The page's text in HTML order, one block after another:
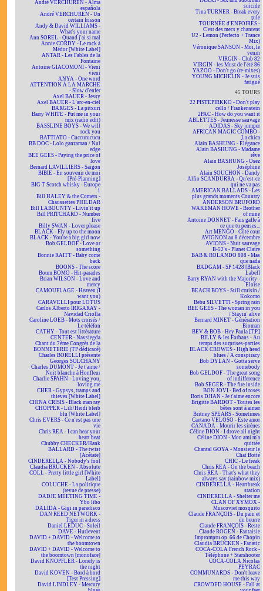
André VERCHUREN - Alma
española
André VERCHUREN - Un
certain frisson
Andy & David WILLIAMS -
What's your name
Ann SOREL - Quand j'ai si mal
Annie CORDY - Le rock à
Médor [White Label]
ANTAR - Les Fables de la
Fontaine
Antoine GIACOMONI - Vieni
vieni
ANYA - One word
ATTENTION À LA MARCHE
- Slow d'enfer
Axel BAUER - Jessy
Axel BAUER - L'arc-en-ciel
BARGES - La pitxuri
Barry WHITE - Put me in your
mix (radio edit)
BASSLINE BOYS - We will
rock you
BATTIATO - Cuccurucucu
BB DOC - Lolo ganzaman / Nul
edge
BEE GEES - Paying the price of
love
Bernard LAVILLIERS - Saïgon
BIBIE - En souvenir de moi
[Pré-Planning]
BIG T Scotch whisky - Europe
1
Bill HALEY & the Comets -
Chaussettes PHILDAR
Bill LABOUNTY - Livin'it up
Bill PRITCHARD - Number
five
Billy SWAN - Lover please
BLACK - Fly up to the moon
BLACK - You're a big girl now
Bob GELDOF - Love or
something
Bonnie RAITT - Baby come
back
BOONS - The score
Boum BOMO - Hit-parades
Brian WILSON - Love and
mercy
CAMOUFLAGE - Heaven (I
want you)
CARAVELLI pour LOTUS
Carlos Alberto IRIGARAY -
Navidad Criolla
Caroline LOEB - Mots croisés /
Le téléfon
CATHY - Tout est littérature
CENTER - Navsiegda
Chant du 7ème Congrès de la
BONNETERIE (TP dédicacé)
Charles BORELLI présente
Georges SOLCHANY
Charles DUMONT - Je t'aime /
Nuit blanche à Honfleur
Charlie SPAHN - Loving you,
loving me
CHER - Gypsys, tramps and
thieves [White Label]
CHINA CRISIS - Black man ray
CHOPPER - Lili/Heidi bleib
blu [White Label]
Chris EVERS - Ce n'est pas une
vie
Chris REA - I can hear your
heart beat
Chubby CHECKER/Hank
BALLARD - The twist
[Acétate]
CINDERELLA - Nobody's fool
Claudia BRÜCKEN - Absolute
COLL - Pretty little girl [White
Label]
COLUCHE - La politique
(revue de presse)
DADJE MEETING TIME -
Ybo libo
DALIDA - Gigi in paradisco
DAN REED NETWORK -
Tiger in a dress
Daniel LEDUC - Soleil
DAVE - Hurlevent
DAVID + DAVID - Welcome to
the boomtown
DAVID + DAVID - Welcome to
the boomtown [monoface]
David KNOPFLER - Lonely is
the night
David KOVEN - Bord à bord
[Test Pressing]
David LINDLEY - Mercury
suicide
Tina TURNER - Break every
rule
TOURNÉE d'ENFOIRÉS -
C'est des mecs y chantent
U2 - Lemon (Perfecto + Trance
Mix)
Véronique SANSON - Moi, le
venin
VIRGIN - Club 82
VIRGIN - les Must de l'été 86
YAZOO - Don't go (re-mixes)
YOUNG MICHELIN - Je suis
fatigué
45 TOURS
22 PISTEPIRKKO - Don't play
cello / Frankenstein
2PAC - How do you want it
ABLETTES - Jeunesse sauvage
ADIDAS - Sky jumper
AFRICAN MAGIC COMBO -
La chica
Alain BASHUNG - Élégance
Alain BASHUNG - Madame
rêve
Alain BASHUNG - Osez
Joséphine
Alain SOUCHON - Dandy
Alfio SCANDURRA - Qu'est-ce
qui ne va pas
AMERICAN BALLADS - Les
plus grands moments Country
ANDERSON BRUFORD
WAKEMAN HOWE - Brother
of mine
Antoine DONNET - Fais gaffe à
ce que tu penses...
Art MENGO - Côté cour
AVIGNON au 8 décembre
AVIONS - Nuit sauvage
B-52's - Planet Claire
BAB & ROLANDO 808 - Mas
que nada
BADGAM - SP 1428 [Black
Label]
Barry RYAN with the Majority -
Eloïse
BEACH BOYS - Still cruisin /
Kokomo
Bebu SILVETTI - Spring rain
BEE GEES - The woman in you
/ Stayin' alive
Bernard MINET - Génération
Bioman
BEV & BOB - Hey Paula [T.P.]
BILLY & les Forbans - Au
temps des surprises-parties
BLACK CROWES - High head
blues / A conspiracy
Bob DYLAN - Gotta serve
somebody
Bob GELDOF - The great song
of indifference
Bob SEGER - The fire inside
BON JOVI - Bed of roses
Boris DJIAN - Je t'aime encore
Brigitte BARDOT - Toutes les
bêtes sont à aimer
Britney SPEARS - Sometimes
Caetano VELOSO - Este amor
CANADA - Mourir les sirènes
Céline DION - I drove all night
Céline DION - Mon ami m'a
quittée
Chantal GOYA - Monsieur le
Chat Botté
CHIC - Le freak
Chris REA - On the beach
Chris REA - That's what they
always say (rainbow mix)
CINDERELLA - Heartbreak
station
CINDERELLA - Shelter me
CLAN OF XYMOX -
Muscoviet mosquito
Claude FRANÇOIS - Du pain et
du beurre
Claude FRANÇOIS - Reste
Claude ROGEN - Fantaisie
Impromptu op. 66 de Chopin
Claudia BRÜCKEN - Fanatic
COCA-COLA French Rock -
Téléphone + Starshooter
COCA-COLA Nicolas
PEYRAC
COMMUNARDS - Don't leave
me this way
CROWDED HOUSE - Fall at